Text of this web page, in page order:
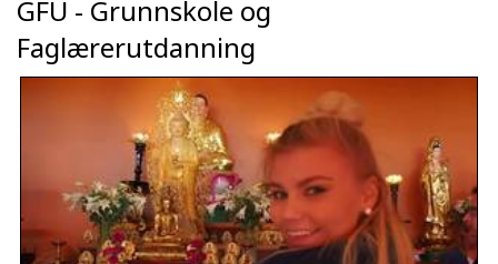
GFU - Grunnskole og
Faglærerutdanning